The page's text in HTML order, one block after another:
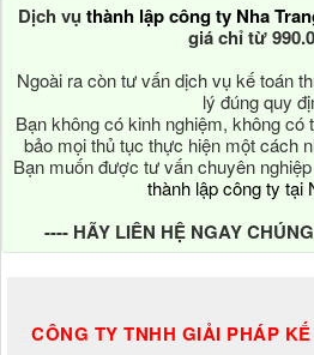
Dịch vụ thành lập công ty Nha
giá chỉ từ
Ngoài ra còn tư vấn dịch vụ kế toán
lý đúng quy
Bạn không có kinh nghiệm, không có
bảo mọi thủ tục thực hiện một cách
Bạn muốn được tư vấn chuyên
thành lập công ty tại
---- HÃY LIÊN HỆ NGAY
CÔNG TY TNHH GIẢI PHÁP